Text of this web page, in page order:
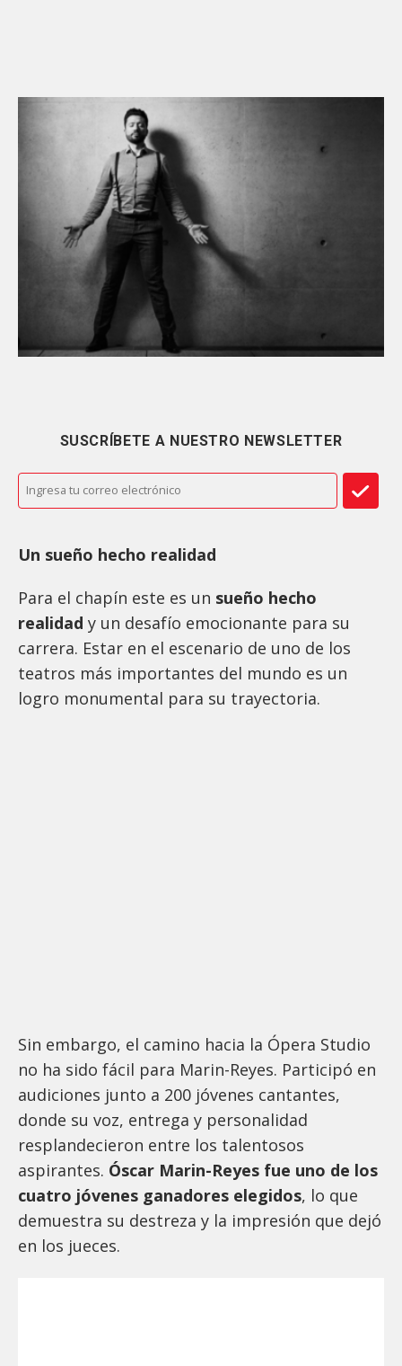
SUSCRÍBETE A NUESTRO NEWSLETTER
Un sueño hecho realidad
Para el chapín este es un sueño hecho
realidad y un desafío emocionante para su
carrera. Estar en el escenario de uno de los
teatros más importantes del mundo es un
logro monumental para su trayectoria.
Sin embargo, el camino hacia la Ópera Studio
no ha sido fácil para Marin-Reyes. Participó en
audiciones junto a 200 jóvenes cantantes,
donde su voz, entrega y personalidad
resplandecieron entre los talentosos
aspirantes. Óscar Marin-Reyes fue uno de los
cuatro jóvenes ganadores elegidos, lo que
demuestra su destreza y la impresión que dejó
en los jueces.